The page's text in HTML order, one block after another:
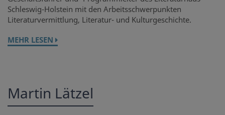
Schleswig-Holstein mit den Arbeitsschwerpunkten
Literaturvermittlung, Literatur- und Kulturgeschichte.
MEHR LESEN
Martin Lätzel